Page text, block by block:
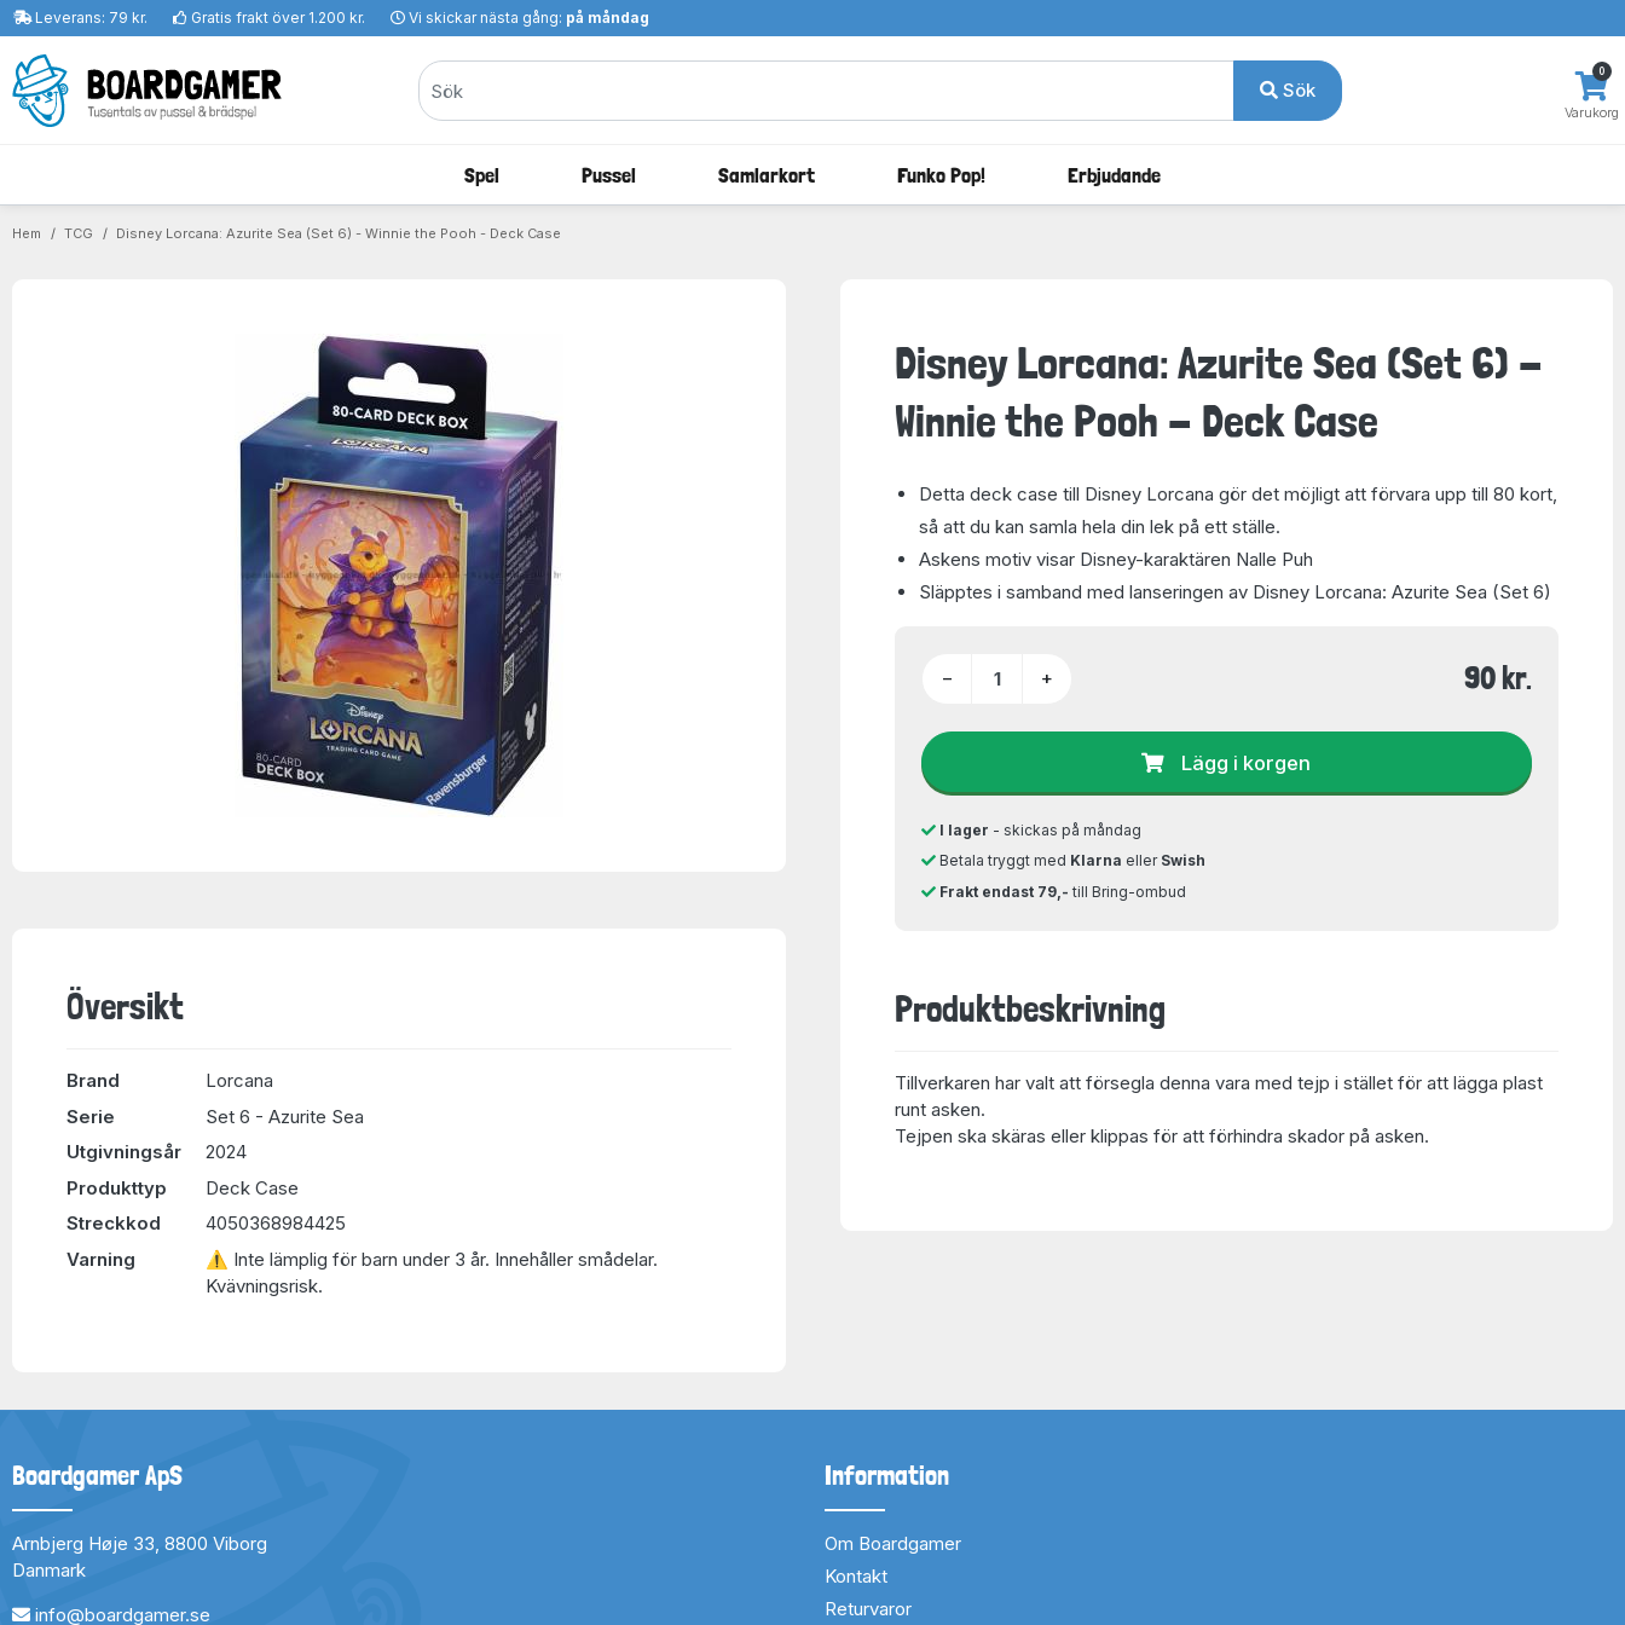
Leverans: 79 kr. Gratis frakt över 1.200 kr. Vi skickar nästa gång: på måndag
Sök
Varukorg
0
Spel Pussel Samlarkort Funko Pop! Erbjudande
Hem TCG Disney Lorcana: Azurite Sea (Set 6) - Winnie the Pooh - Deck Case
Översikt
Brand
Lorcana
Serie
Set 6 - Azurite Sea
Utgivningsår
2024
Produkttyp
Deck Case
Streckkod
4050368984425
Varning
⚠ Inte lämplig för barn under 3 år. Innehåller smådelar.
Kvävningsrisk.
Disney Lorcana: Azurite Sea (Set 6) -
Winnie the Pooh - Deck Case
Detta deck case till Disney Lorcana gör det möjligt att förvara upp till 80 kort,
så att du kan samla hela din lek på ett ställe.
Askens motiv visar Disney-karaktären Nalle Puh
Släpptes i samband med lanseringen av Disney Lorcana: Azurite Sea (Set 6)
− + 90 kr.
Lägg i korgen
I lager - skickas på måndag
Betala tryggt med Klarna eller Swish
Frakt endast 79,- till Bring-ombud
Produktbeskrivning
Tillverkaren har valt att försegla denna vara med tejp i stället för att lägga plast
runt asken.
Tejpen ska skäras eller klippas för att förhindra skador på asken.
Boardgamer ApS
Arnbjerg Høje 33, 8800 Viborg
Danmark
info@boardgamer.se
Information
Om Boardgamer
Kontakt
Returvaror